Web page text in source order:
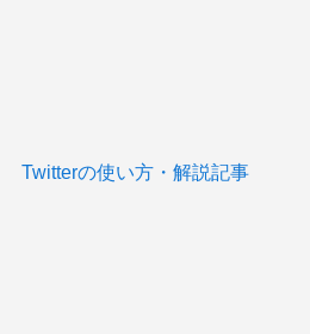
Twitterの使い方・解説記事